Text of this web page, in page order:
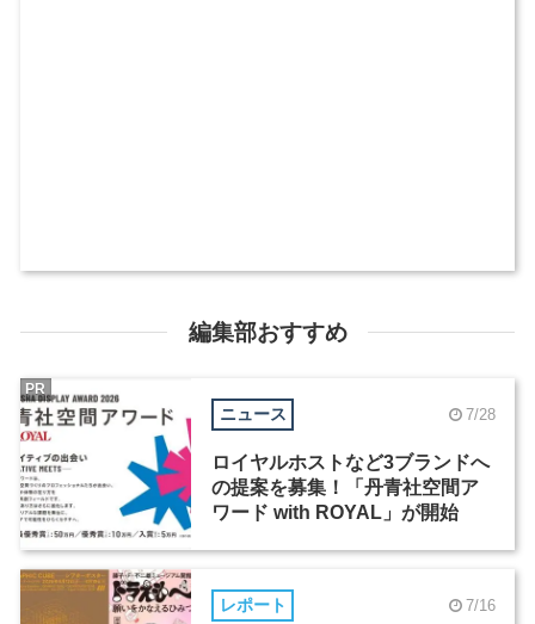
編集部おすすめ
ニュース 7/28
ロイヤルホストなど3ブランドへ
の提案を募集！「丹青社空間ア
ワード with ROYAL」が開始
PR
レポート 7/16